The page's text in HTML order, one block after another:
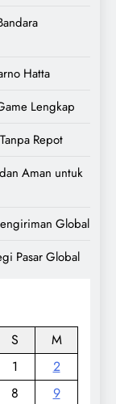
Hatta
Lengkap
Repot
Aman untuk
Global
Pasar Global
S
M
1
2
8
9